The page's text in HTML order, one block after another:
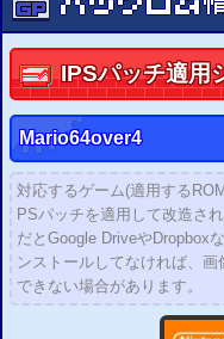
スーパーマリオワールドの
スーパーマリオワールド USA
IPSパッチ適用
Mario64over4
対応するゲーム(適用する
PSパッチを適用して改造されたハ
だとGoogle DriveやDropbox
ンストールしてなければ、
できない場合があります。